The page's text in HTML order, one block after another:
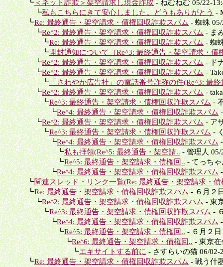
┗＜ネット詐欺＞架空請求し現金詐取- ねむねむ 05/22-
┗私もこちらにきて安心しました。どうもありがとう-
┗Re: 最終通告・架空請求・債権回収詐欺スパム- 蜘蛛 05/
┗Re^2: 最終通告・架空請求・債権回収詐欺スパム- ま
┗Re: 最終通告・架空請求・債権回収詐欺スパム- 蜘
┗開封通知について（Re^3: 最終通告・架空請求・債
┗Re^2: 最終通告・架空請求・債権回収詐欺スパム- ド
┗Re^2: 最終通告・架空請求・債権回収詐欺スパム-
┗「さわやか広告社」の電話番号詐称の件(Re^3: 最
┗Re^2: 最終通告・架空請求・債権回収詐欺スパム-
┗Re^3: 最終通告・架空請求・債権回収詐欺スパム-
┗Re^4: 最終通告・架空請求・債権回収詐欺スパム-
┗Re^2: 最終通告・架空請求・債権回収詐欺スパム- ア
┗Re^3: 最終通告・架空請求・債権回収詐欺スパム-
┗Re^4: 最終通告・架空請求・債権回収詐欺スパム-
┗私も拝領(Re^5: 最終通告・架空請..- 管理人 05/
┗Re^5: 最終通告・架空請求・債権回..- てっちゃ
┗Re^4: 最終通告・架空請求・債権回収詐欺スパム-
┗関連スレッド・リンク一覧(Re: 最終通告・架空請求・債
┗Re: 最終通告・架空請求・債権回収詐欺スパム- ６月２
┗Re^2: 最終通告・架空請求・債権回収詐欺スパム- 東
┗Re^3: 最終通告・架空請求・債権回収詐欺スパム-
┗Re^4: 最終通告・架空請求・債権回収詐欺スパム-
┗Re^5: 最終通告・架空請求・債権回..- ６月２日
┗Re^6: 最終通告・架空請求・債権回..- 東京在
┗エキサイトする前に- さすらいの猫 06/02-
┗Re: 最終通告・架空請求・債権回収詐欺スパム- 戦う什